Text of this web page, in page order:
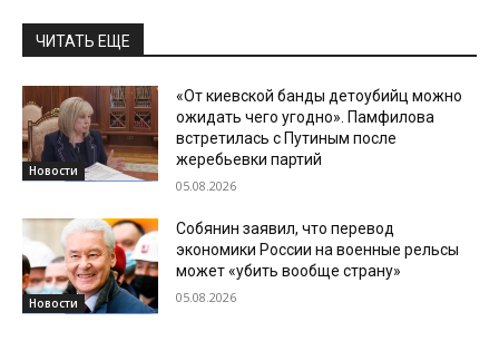
ЧИТАТЬ ЕЩЕ
Новости
«От киевской банды детоубийц можно
ожидать чего угодно». Памфилова
встретилась с Путиным после
жеребьевки партий
05.08.2026
Новости
Собянин заявил, что перевод
экономики России на военные рельсы
может «убить вообще страну»
05.08.2026